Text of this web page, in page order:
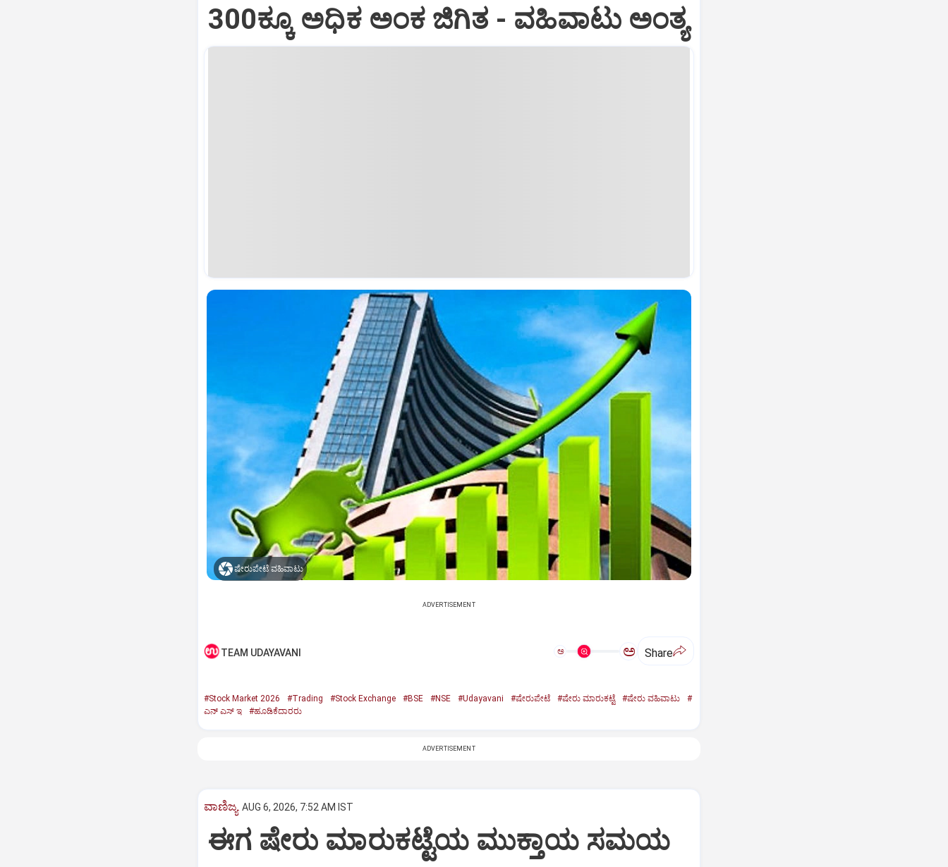
300ಕ್ಕೂ ಅಧಿಕ ಅಂಕ ಜಿಗಿತ - ವಹಿವಾಟು ಅಂತ್ಯ
ಷೇರುಪೇಟೆ ವಹಿವಾಟು
ADVERTISEMENT
TEAM UDAYAVANI ಅ ಅ Share
#Stock Market 2026 #Trading #Stock Exchange #BSE #NSE #Udayavani #ಷೇರುಪೇಟೆ #ಷೇರು ಮಾರುಕಟ್ಟೆ #ಷೇರು ವಹಿವಾಟು
#
ಎನ್‌ ಎಸ್‌ ಇ
#ಹೂಡಿಕೆದಾರರು
ADVERTISEMENT
ವಾಣಿಜ್ಯ AUG 6, 2026, 7:52 AM IST
ಈಗ ಷೇರು ಮಾರುಕಟ್ಟೆಯ ಮುಕ್ತಾಯ ಸಮಯ